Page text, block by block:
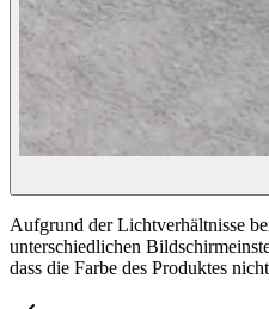
Aufgrund der Lichtverhältnisse
unterschiedlichen
dass die Farbe des Produktes